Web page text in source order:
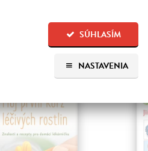
SÚHLASÍM
NASTAVENIA
aj: